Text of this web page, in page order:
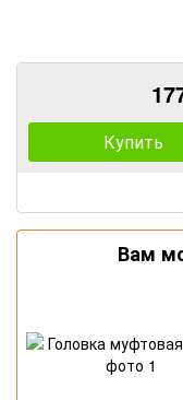
Купить
Вам